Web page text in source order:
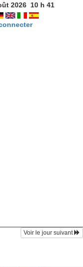
2026 10h 41
Voir le jour suivant